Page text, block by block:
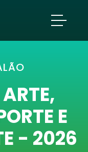
E
- 2026